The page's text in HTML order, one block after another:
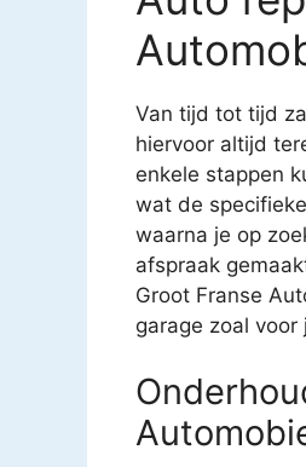
Van tijd tot tijd
hiervoor altijd
enkele stappen
wat de
waarna je op
afspraak
Groot Franse
garage zoal voor